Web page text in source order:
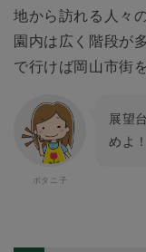
地から訪れる人々
園内は広く階段が
で行けば岡山市街
展望
めよ！